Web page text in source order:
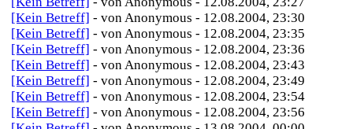
[Kein Betreff] - von Anonymous - 12.08.2004, 23:30
[Kein Betreff] - von Anonymous - 12.08.2004, 23:35
[Kein Betreff] - von Anonymous - 12.08.2004, 23:36
[Kein Betreff] - von Anonymous - 12.08.2004, 23:43
[Kein Betreff] - von Anonymous - 12.08.2004, 23:49
[Kein Betreff] - von Anonymous - 12.08.2004, 23:54
[Kein Betreff] - von Anonymous - 12.08.2004, 23:56